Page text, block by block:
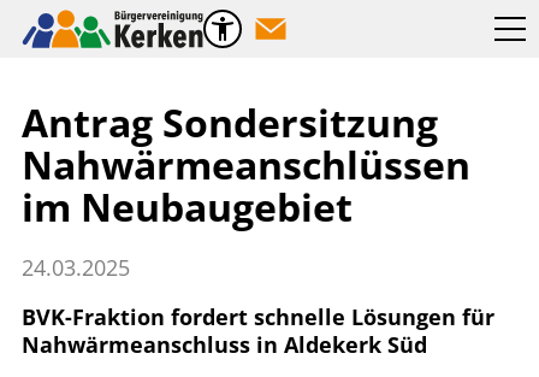
Antrag Sondersitzung
Nahwärmeanschlüssen
im Neubaugebiet
24.03.2025
BVK-Fraktion fordert schnelle Lösungen für
Nahwärmeanschluss in Aldekerk Süd